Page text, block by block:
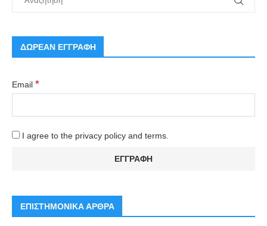
ΔΩΡΕΑΝ ΕΓΓΡΑΦΗ
Email *
I agree to the privacy policy and terms.
ΕΠΙΣΤΗΜΟΝΙΚΑ ΑΡΘΡΑ